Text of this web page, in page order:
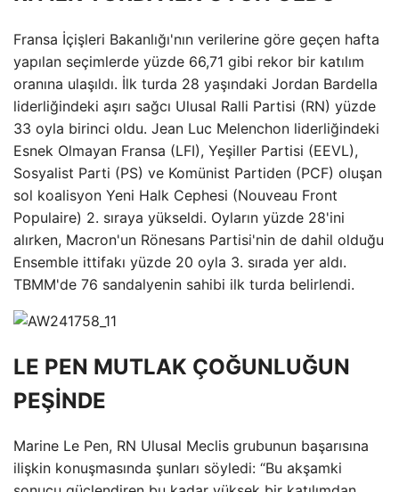
Fransa İçişleri Bakanlığı'nın verilerine göre geçen hafta
yapılan seçimlerde yüzde 66,71 gibi rekor bir katılım
oranına ulaşıldı. İlk turda 28 yaşındaki Jordan Bardella
liderliğindeki aşırı sağcı Ulusal Ralli Partisi (RN) yüzde
33 oyla birinci oldu. Jean Luc Melenchon liderliğindeki
Esnek Olmayan Fransa (LFI), Yeşiller Partisi (EEVL),
Sosyalist Parti (PS) ve Komünist Partiden (PCF) oluşan
sol koalisyon Yeni Halk Cephesi (Nouveau Front
Populaire) 2. sıraya yükseldi. Oyların yüzde 28'ini
alırken, Macron'un Rönesans Partisi'nin de dahil olduğu
Ensemble ittifakı yüzde 20 oyla 3. sırada yer aldı.
TBMM'de 76 sandalyenin sahibi ilk turda belirlendi.
LE PEN MUTLAK ÇOĞUNLUĞUN
PEŞİNDE
Marine Le Pen, RN Ulusal Meclis grubunun başarısına
ilişkin konuşmasında şunları söyledi: “Bu akşamki